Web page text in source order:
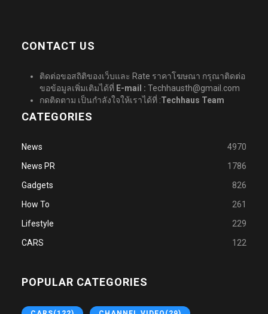
CONTACT US
ติดต่อขอสถิติของเว็บและ Rate ราคาโฆษณา กรุณาติดต่อ
ขอข้อมูลเพิ่มเติมได้ที่ E-mail : Techhausth@gmail.com
กดติดตาม เป็นกำลังใจให้เราได้ที่ :Techhaus Team
CATEGORIES
News
4970
News PR
1786
Gadgets
826
How To
261
Lifestyle
229
CARS
122
POPULAR CATEGORIES